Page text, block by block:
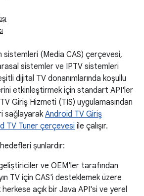
sistemleri (Media CAS) çerçevesi,
sistemler ve IPTV sistemleri
dijital TV donanımlarında koşullu
etkinleştirmek için standart API'ler
Giriş Hizmeti (TIS) uygulamasından
sağlayarak Android TV Giriş
TV Tuner çerçevesi ile çalışır.
şunlardır:
ve OEM'ler tarafından
TV için CAS'i desteklemek üzere
herkese açık bir Java API'si ve yerel